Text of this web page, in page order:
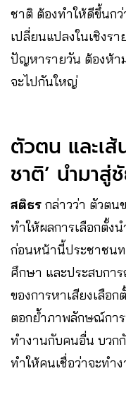
ชาติ ต้องทำให้ดีขึ้นก
เปลี่ยนแปลงในเชิงร
ปัญหารายวัน ต้องห้า
จะไปกันใหญ่
ตัวตน และเส้
ชาติ’ นำมาสู่
สติธร กล่าวว่า ตัวต
ทำให้ผลการเลือกตั้ง
ก่อนหน้านี้ประชาชนท
ศึกษา และประสบกา
ของการหาเสียงเลือ
ตอกย้ำภาพลักษณ์กา
ทำงานกับคนอื่น บวก
ทำให้คนเชื่อว่าจะทำ